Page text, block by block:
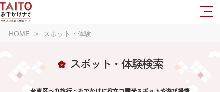
HOME スポット・体験
スポット・体験検索
台東区への旅行・おでかけに役立つ観光スポットや遊び場情